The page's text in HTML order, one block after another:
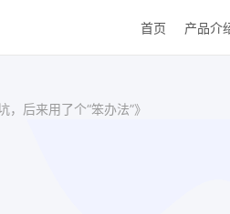
首页 产品介
，后来用了个“笨办法”》